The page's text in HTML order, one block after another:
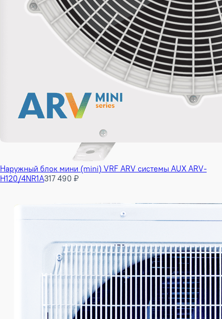
Наружный блок мини (mini) VRF ARV системы AUX ARV-
H120/4NR1A317 490 ₽